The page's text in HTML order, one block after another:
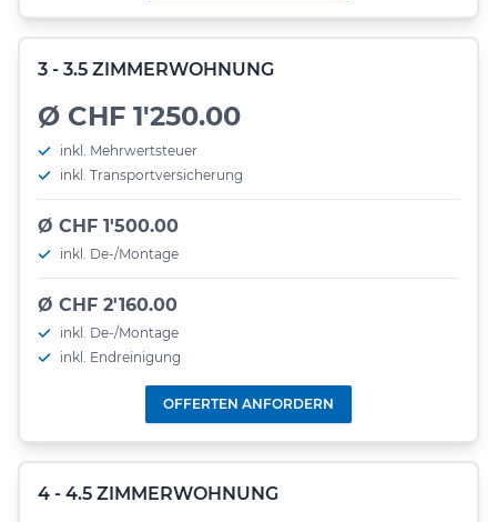
3 - 3.5 ZIMMERWOHNUNG
Ø CHF 1'250.00
inkl. Mehrwertsteuer
inkl. Transportversicherung
Ø CHF 1'500.00
inkl. De-/Montage
Ø CHF 2'160.00
inkl. De-/Montage
inkl. Endreinigung
OFFERTEN ANFORDERN
4 - 4.5 ZIMMERWOHNUNG